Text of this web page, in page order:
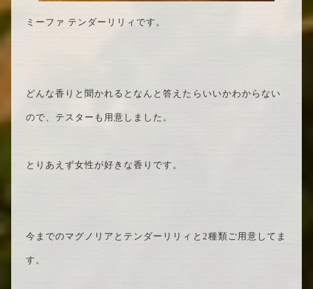
ミーファ テンダーリリィです。
どんな香りと聞かれるとなんと答えたらいいかわからない
ので、テスターも用意しました。
とりあえず女性が好きな香りです。
今までのマグノリアとテンダーリリィと2種類ご用意してま
す。